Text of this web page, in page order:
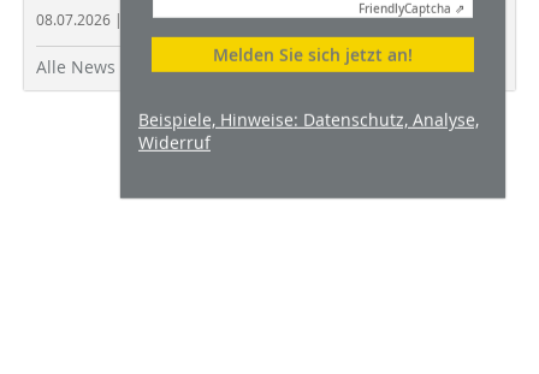
FriendlyCaptcha ⇗
Melden Sie sich jetzt an!
Beispiele, Hinweise: Datenschutz, Analyse,
Widerruf
08.07.2026 | Stihl und Kärcher starten Akku-Allianz
Alle News